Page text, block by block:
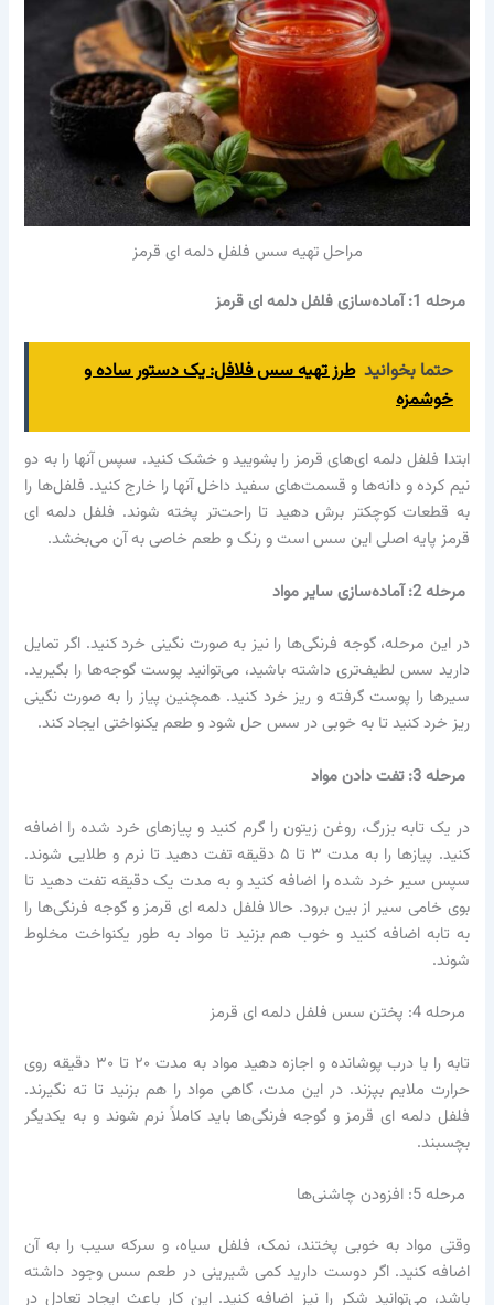
مراحل تهیه سس فلفل دلمه ای قرمز
مرحله 1: آماده‌سازی فلفل دلمه ای قرمز
حتما بخوانید طرز تهیه سس فلافل: یک دستور ساده و
خوشمزه
ابتدا فلفل دلمه ای‌های قرمز را بشویید و خشک کنید. سپس آنها را به دو
نیم کرده و دانه‌ها و قسمت‌های سفید داخل آنها را خارج کنید. فلفل‌ها را
به قطعات کوچکتر برش دهید تا راحت‌تر پخته شوند. فلفل دلمه ای
قرمز پایه اصلی این سس است و رنگ و طعم خاصی به آن می‌بخشد.
مرحله 2: آماده‌سازی سایر مواد
در این مرحله، گوجه فرنگی‌ها را نیز به صورت نگینی خرد کنید. اگر تمایل
دارید سس لطیف‌تری داشته باشید، می‌توانید پوست گوجه‌ها را بگیرید.
سیرها را پوست گرفته و ریز خرد کنید. همچنین پیاز را به صورت نگینی
ریز خرد کنید تا به خوبی در سس حل شود و طعم یکنواختی ایجاد کند.
مرحله 3: تفت دادن مواد
در یک تابه بزرگ، روغن زیتون را گرم کنید و پیازهای خرد شده را اضافه
کنید. پیازها را به مدت ۳ تا ۵ دقیقه تفت دهید تا نرم و طلایی شوند.
سپس سیر خرد شده را اضافه کنید و به مدت یک دقیقه تفت دهید تا
بوی خامی سیر از بین برود. حالا فلفل دلمه ای قرمز و گوجه فرنگی‌ها را
به تابه اضافه کنید و خوب هم بزنید تا مواد به طور یکنواخت مخلوط
شوند.
مرحله 4: پختن سس فلفل دلمه ای قرمز
تابه را با درب پوشانده و اجازه دهید مواد به مدت ۲۰ تا ۳۰ دقیقه روی
حرارت ملایم بپزند. در این مدت، گاهی مواد را هم بزنید تا ته نگیرند.
فلفل دلمه ای قرمز و گوجه فرنگی‌ها باید کاملاً نرم شوند و به یکدیگر
بچسبند.
مرحله 5: افزودن چاشنی‌ها
وقتی مواد به خوبی پختند، نمک، فلفل سیاه، و سرکه سیب را به آن
اضافه کنید. اگر دوست دارید کمی شیرینی در طعم سس وجود داشته
باشد، می‌توانید شکر را نیز اضافه کنید. این کار باعث ایجاد تعادل در